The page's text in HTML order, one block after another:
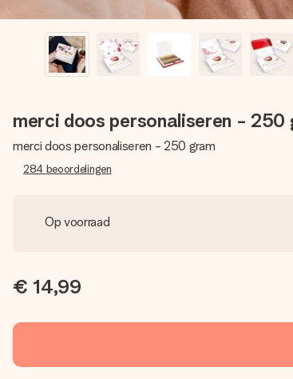
merci doos personaliseren - 250
merci doos personaliseren - 250 gram
284 beoordelingen
Op voorraad
€ 14,99